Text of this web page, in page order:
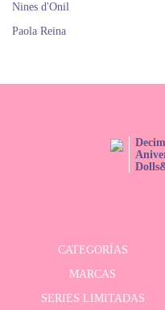
Nines d'Onil
Paola Reina
CATEGORÍAS
MARCAS
SERIES LIMITADAS